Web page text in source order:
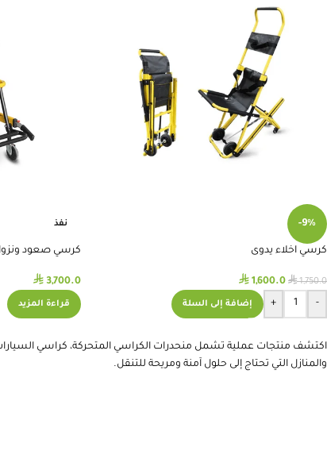
-9%
كرسي اخلاء يدوى
⃁1,750.0
⃁ 1,600.0
-
+ إضافة إلى السلة
نفذ
كرسي صعود ونزول
⃁3,700.0
قراءة المزيد
اكتشف منتجات عملية تشمل منحدرات الكراسي المتحركة، كراسي
والمنازل التي تحتاج إلى حلول آمنة ومريحة للتنقل.